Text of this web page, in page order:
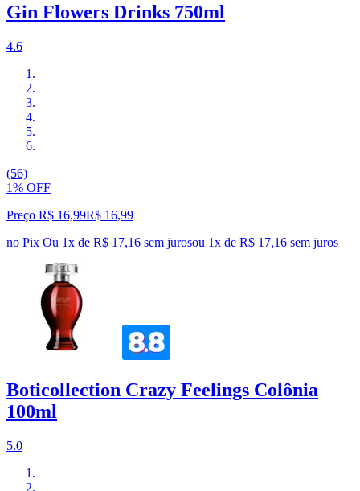
Gin Flowers Drinks 750ml
4.6
(56)
1% OFF
Preço R$ 16,99R$ 16,99
no Pix Ou 1x de R$ 17,16 sem jurosou 1x de R$ 17,16 sem juros
Boticollection Crazy Feelings Colônia
100ml
5.0